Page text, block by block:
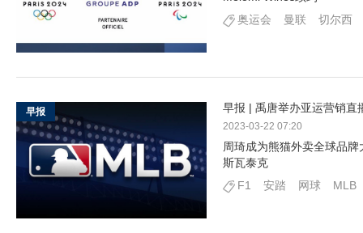
奥运会
曼联 切尔西
早报 | 禹唐举办亚运营销直
2023-03-22 07:20
周琦成为熊猫外卖全球品
斯瓦泰克
F1
安踏 网球 MLB
早报